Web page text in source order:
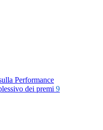
Performance
dei premi 9